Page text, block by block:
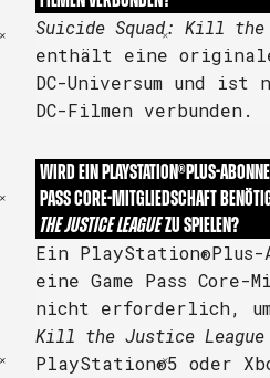
Suicide Squad: Kill the
enthält eine
DC-Universum und
DC-Filmen verbunden.
WIRD EIN PLAYSTATION®PLUS-
PASS CORE-MITGLIEDSCHAFT
THE JUSTICE LEAGUEZU SPIELEN?
Ein PlayStation®Plus-
eine Game Pass
nicht erforderlich,
Kill the Justice League
PlayStation®5 oder